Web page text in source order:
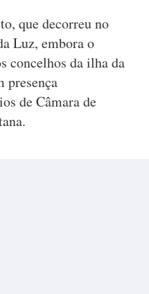
que decorreu no
Luz, embora o
concelhos da ilha da
presença
de Câmara de